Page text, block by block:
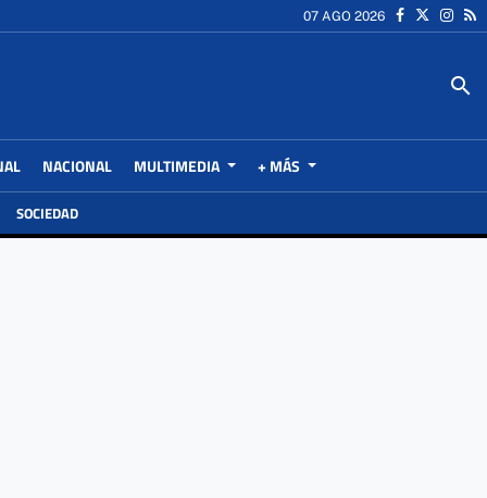
07 AGO 2026
search
NACIONAL MULTIMEDIA + MÁS
SOCIEDAD